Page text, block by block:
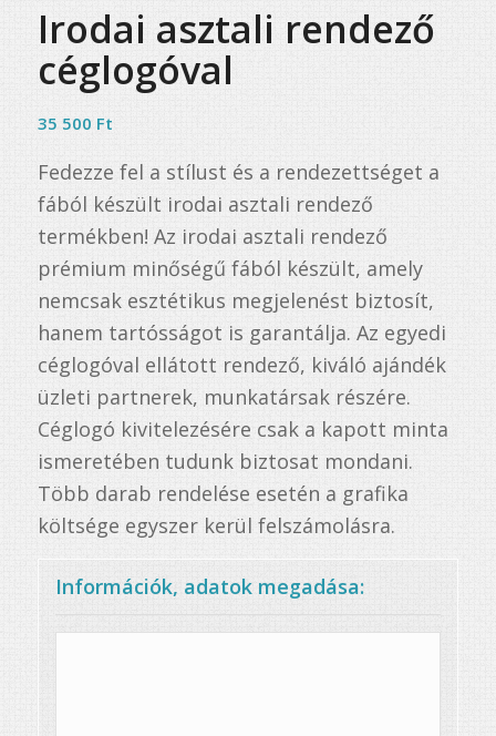
Irodai asztali rendező
céglogóval
35 500 Ft
Fedezze fel a stílust és a rendezettséget a
fából készült irodai asztali rendező
termékben! Az irodai asztali rendező
prémium minőségű fából készült, amely
nemcsak esztétikus megjelenést biztosít,
hanem tartósságot is garantálja. Az egyedi
céglogóval ellátott rendező, kiváló ajándék
üzleti partnerek, munkatársak részére.
Céglogó kivitelezésére csak a kapott minta
ismeretében tudunk biztosat mondani.
Több darab rendelése esetén a grafika
költsége egyszer kerül felszámolásra.
Információk, adatok megadása: